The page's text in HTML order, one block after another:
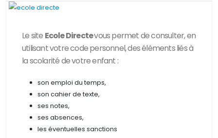
Le site Ecole Directevous permet de consulter, en
utilisant votre code personnel, deséléments liés à
la scolarité de votre enfant :
son emploi du temps,
son cahier de texte,
ses notes,
ses absences,
les éventuelles sanctions